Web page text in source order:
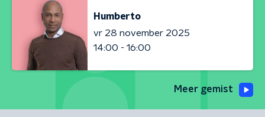
Humberto
vr 28 november 2025
14:00 - 16:00
Meer gemist